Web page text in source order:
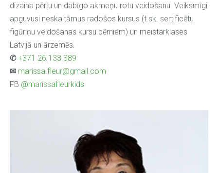
dizaina pērļu un dabīgo akmeņu rotu veidošanu. Veiksmīgi
apguvusi neskaitāmus radošos kursus (t.sk. sertificētu
figūriņu veidošanas kursu bērniem) un meistarklases
Latvijā un ārzemēs.
✆+371 26 133 389
✉ marissa.fleur@gmail.com
FB @marissafleurkids